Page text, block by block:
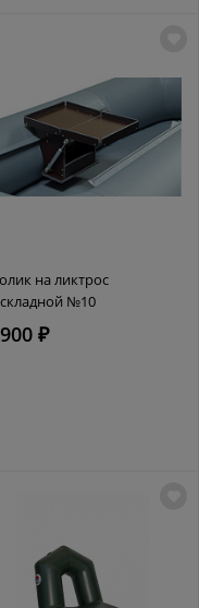
на ликтрос
№10
₽